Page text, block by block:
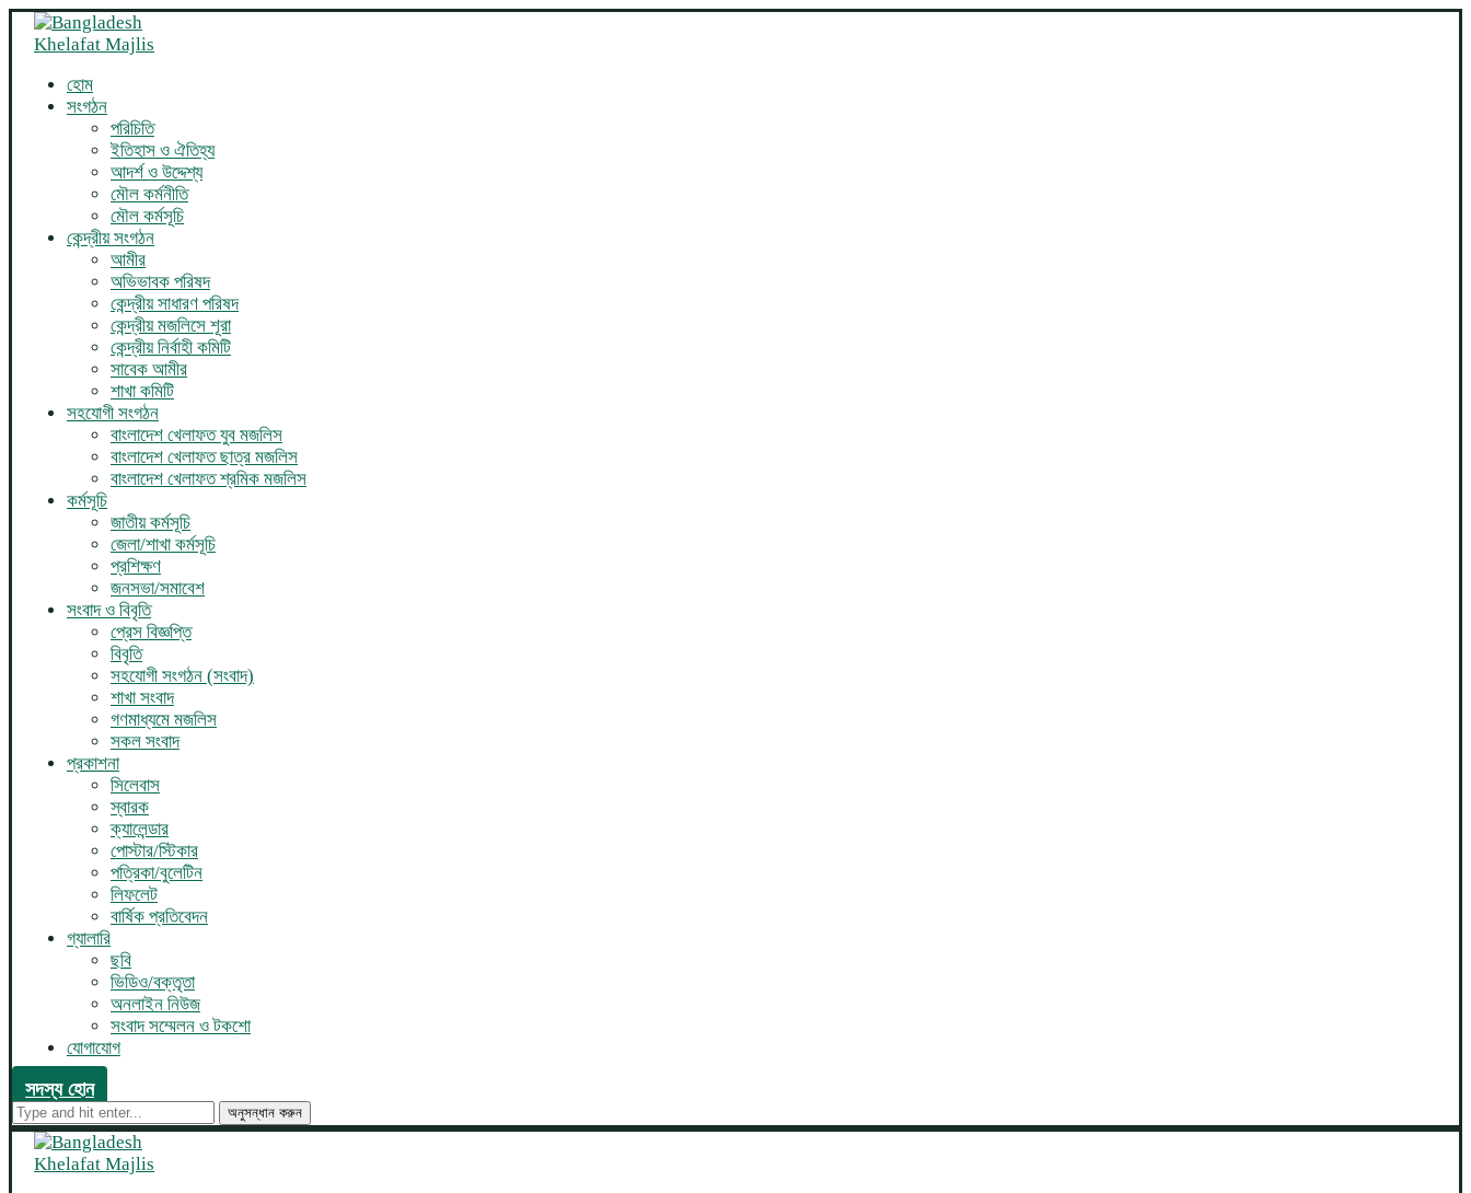
হোম
সংগঠন
পরিচিতি
ইতিহাস ও ঐতিহ্য
আদর্শ ও উদ্দেশ্য
মৌল কর্মনীতি
মৌল কর্মসূচি
কেন্দ্রীয় সংগঠন
আমীর
অভিভাবক পরিষদ
কেন্দ্রীয় সাধারণ পরিষদ
কেন্দ্রীয় মজলিসে শূরা
কেন্দ্রীয় নির্বাহী কমিটি
সাবেক আমীর
শাখা কমিটি
সহযোগী সংগঠন
বাংলাদেশ খেলাফত যুব মজলিস
বাংলাদেশ খেলাফত ছাত্র মজলিস
বাংলাদেশ খেলাফত শ্রমিক মজলিস
কর্মসূচি
জাতীয় কর্মসূচি
জেলা/শাখা কর্মসূচি
প্রশিক্ষণ
জনসভা/সমাবেশ
সংবাদ ও বিবৃতি
প্রেস বিজ্ঞপ্তি
বিবৃতি
সহযোগী সংগঠন (সংবাদ)
শাখা সংবাদ
গণমাধ্যমে মজলিস
সকল সংবাদ
প্রকাশনা
সিলেবাস
স্বারক
ক্যালেন্ডার
পোস্টার/স্টিকার
পত্রিকা/বুলেটিন
লিফলেট
বার্ষিক প্রতিবেদন
গ্যালারি
ছবি
ভিডিও/বক্তৃতা
অনলাইন নিউজ
সংবাদ সম্মেলন ও টকশো
যোগাযোগ
সদস্য হোন
অনুসন্ধান করুন